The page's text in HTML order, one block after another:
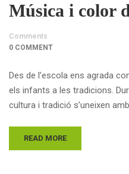
Música i color
Comments
0 COMMENT
Des de l’escola ens agrada
els infants a les tradicions.
cultura i tradició s’uneixen
READ MORE